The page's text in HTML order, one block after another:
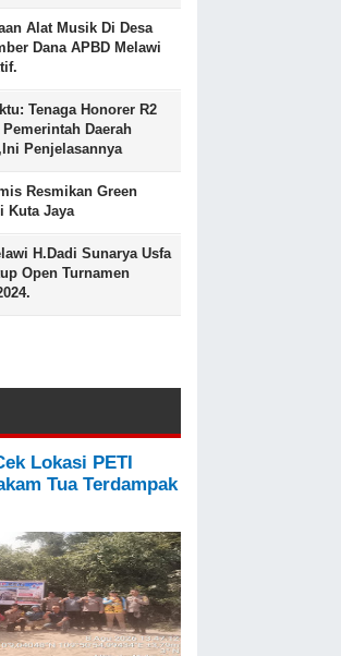
Alat Musik Di Desa
Dana APBD Melawi
Tenaga Honorer R2
Daerah
Penjelasannya
Resmikan Green
Kuta Jaya
H.Dadi Sunarya Usfa
Open Turnamen
Lokasi PETI
Tua Terdampak